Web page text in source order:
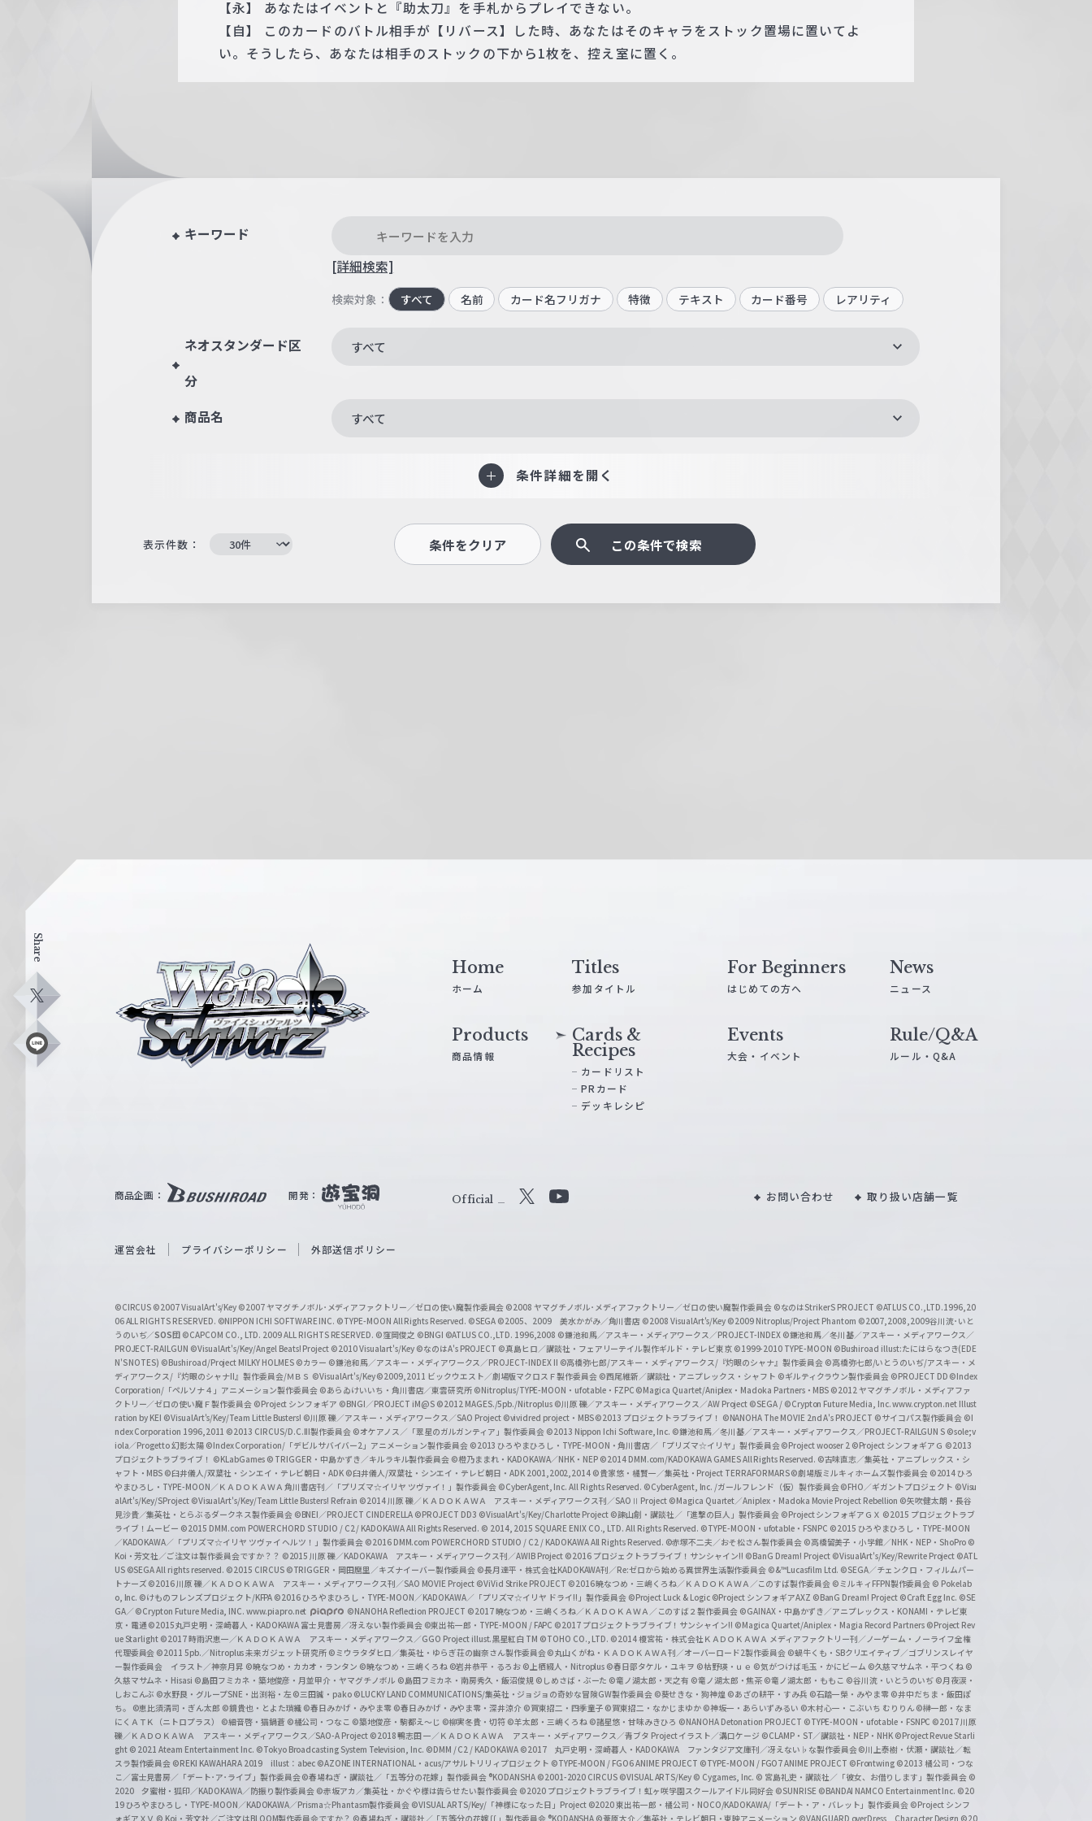
【永】 あなたはイベントと『助太刀』を手札からプレイできない。
【自】 このカードのバトル相手が【リバース】した時、あなたはそのキャラをストック置場に置いてよ
い。そうしたら、あなたは相手のストックの下から1枚を、控え室に置く。
キーワード
[詳細検索]
検索対象： すべて 名前 カード名フリガナ 特徴 テキスト カード番号 レアリティ
ネオスタンダード区
分
すべて
商品名 すべて
条件詳細を開く
表示件数： 条件をクリア この条件で検索
Share
X
L
ス
W
i
c
h
w
a
r
z
Home
ホーム
Titles
参加タイトル
For Beginners
はじめての方へ
News
ニュース
Products
商品情報
Cards &
Recipes
カードリスト
PRカード
デッキレシピ
Events
大会・イベント
Rule/Q&A
ルール・Q&A
商品企画： 開発： Official
b
e
O
f
f
i
c
i
a
l
C
h
a
n
n
e
l
お問い合わせ 取り扱い店舗一覧
運営会社 プライバシーポリシー 外部送信ポリシー
©CIRCUS ©2007 VisualArt's/Key ©2007 ヤマグチノボル･メディアファクトリー／ゼロの使い魔製作委員会 ©2008 ヤマグチノボル･メディアファクトリー／ゼロの使い魔製作委員会 ©なのはStrikerS PROJECT ©ATLUS CO.,LTD.1996,20
06 ALL RIGHTS RESERVED. ©NIPPON ICHI SOFTWARE INC. ©TYPE-MOON All Rights Reserved. ©SEGA ©2005、2009 美水かがみ／角川書店 ©2008 VisualArt's/Key ©2009 Nitroplus/Project Phantom ©2007,2008,2009谷川流･いと
うのいぢ／SOS団 ©CAPCOM CO., LTD. 2009 ALL RIGHTS RESERVED. ©窪岡俊之 ©BNGI ©ATLUS CO.,LTD. 1996,2008 ©鎌池和馬／アスキー・メディアワークス／PROJECT-INDEX ©鎌池和馬／冬川基／アスキー・メディアワークス／
PROJECT-RAILGUN ©VisualArt's/Key/Angel Beats! Project ©2010 Visualart's/Key ©なのはA's PROJECT ©真島ヒロ／講談社・フェアリーテイル製作ギルド・テレビ東京 ©1999-2010 TYPE-MOON ©Bushiroad illust:たにはらなつき(EDE
N'S NOTES) ©Bushiroad/Project MILKY HOLMES ©カラー ©鎌池和馬／アスキー・メディアワークス／PROJECT-INDEX II ©高橋弥七郎/アスキー・メディアワークス/『灼眼のシャナ』製作委員会 ©高橋弥七郎/いとうのいぢ/アスキー・メ
ディアワークス/『灼眼のシャナII』製作委員会/ＭＢＳ ©VisualArt's/Key©2009,2011 ビックウエスト／劇場版マクロスＦ製作委員会 ©西尾維新／講談社・アニプレックス・シャフト ©ギルティクラウン製作委員会 ©PROJECT DD ©Index
Corporation/「ペルソナ４」アニメーション製作委員会 ©あらゐけいいち・角川書店／東雲研究所 ©Nitroplus/TYPE-MOON・ufotable・FZPC ©Magica Quartet/Aniplex・Madoka Partners・MBS ©2012 ヤマグチノボル・メディアファ
クトリー／ゼロの使い魔Ｆ製作委員会 ©Project シンフォギア ©BNGI／PROJECT iM@S ©2012 MAGES./5pb./Nitroplus ©川原 礫／アスキー・メディアワークス／AW Project ©SEGA / ©Crypton Future Media, Inc. www.crypton.net Illust
ration by KEI ©VisualArt's/Key/Team Little Busters! ©川原 礫／アスキー・メディアワークス／SAO Project ©vividred project・MBS ©2013 プロジェクトラブライブ！ ©NANOHA The MOVIE 2nd A's PROJECT ©サイコパス製作委員会 ©I
ndex Corporation 1996,2011 ©2013 CIRCUS/D.C.III製作委員会 ©オケアノス／「翠星のガルガンティア」製作委員会 ©2013 Nippon Ichi Software, Inc. ©鎌池和馬／冬川基／アスキー・メディアワークス／PROJECT-RAILGUN S ©sole;v
iola／Progetto 幻影太陽 ©Index Corporation/「デビルサバイバー2」アニメーション製作委員会 ©2013 ひろやまひろし・TYPE-MOON・角川書店／「プリズマ☆イリヤ」製作委員会©Project wooser 2 ©Project シンフォギアＧ ©2013
プロジェクトラブライブ！ ©KLabGames © TRIGGER・中島かずき／キルラキル製作委員会 ©橙乃ままれ・KADOKAWA／NHK・NEP ©2014 DMM.com/KADOKAWA GAMES All Rights Reserved. ©古味直志／集英社・アニプレックス・シ
ャフト・MBS ©臼井儀人/双葉社・シンエイ・テレビ朝日・ADK ©臼井儀人/双葉社・シンエイ・テレビ朝日・ADK 2001,2002,2014 ©貴家悠・橘賢一／集英社・Project TERRAFORMARS©劇場版ミルキィホームズ製作委員会 ©2014 ひろ
やまひろし・TYPE-MOON／ＫＡＤＯＫＡＷＡ 角川書店刊／「プリズマ☆イリヤ ツヴァイ！」製作委員会 ©CyberAgent, Inc. All Rights Reserved. ©CyberAgent, Inc. /ガールフレンド（仮）製作委員会©FHO／ギガントプロジェクト ©Visu
alArt's/Key/SProject ©VisualArt's/Key/Team Little Busters! Refrain ©2014 川原 礫／ＫＡＤＯＫＡＷＡ アスキー・メディアワークス刊／SAOⅡ Project ©Magica Quartet／Aniplex・Madoka Movie Project Rebellion ©矢吹健太朗・長谷
見沙貴／集英社・とらぶるダークネス製作委員会 ©BNEI／PROJECT CINDERELLA ©PROJECT DD3 ©VisualArt's/Key/Charlotte Project ©諫山創・講談社／「進撃の巨人」製作委員会 ©Project シンフォギアＧＸ ©2015 プロジェクトラブ
ライブ！ムービー ©2015 DMM.com POWERCHORD STUDIO / C2 / KADOKAWA All Rights Reserved. © 2014, 2015 SQUARE ENIX CO., LTD. All Rights Reserved. ©TYPE-MOON・ufotable・FSNPC ©2015 ひろやまひろし・TYPE-MOON
／KADOKAWA／「プリズマ☆イリヤ ツヴァイ ヘルツ！」製作委員会 ©2016 DMM.com POWERCHORD STUDIO / C2 / KADOKAWA All Rights Reserved. ©赤塚不二夫／おそ松さん製作委員会 ©高橋留美子・小学館／NHK・NEP・ShoPro ©
Koi・芳文社／ご注文は製作委員会ですか？？ ©2015 川原 礫／KADOKAWA アスキー・メディアワークス刊／AWIB Project ©2016 プロジェクトラブライブ！サンシャイン!! ©BanG Dream! Project ©VisualArt's/Key/Rewrite Project ©ATL
US ©SEGA All rights reserved. ©2015 CIRCUS ©TRIGGER・岡田麿里／キズナイーバー製作委員会 ©長月達平・株式会社KADOKAWA刊／Re:ゼロから始める異世界生活製作委員会 ©&™Lucasfilm Ltd. ©SEGA／チェンクロ・フィルムパー
トナーズ©2016 川原 礫／ＫＡＤＯＫＡＷＡ アスキー・メディアワークス刊／SAO MOVIE Project ©ViVid Strike PROJECT ©2016 暁なつめ・三嶋くろね／ＫＡＤＯＫＡＷＡ／このすば製作委員会 ©ミルキィFFPN製作委員会 © Pokelab
o, Inc. ©けものフレンズプロジェクト/KFPA ©2016 ひろやまひろし・TYPE-MOON／KADOKAWA／「プリズマ☆イリヤ ドライ!!」製作委員会 ©Project Luck & Logic ©Project シンフォギアAXZ ©BanG Dream! Project ©Craft Egg Inc. ©SE
GA／ ©Crypton Future Media, INC. www.piapro.net
©NANOHA Reflection PROJECT ©2017 暁なつめ・三嶋くろね／ＫＡＤＯＫＡＷＡ／このすば２製作委員会 ©GAINAX・中島かずき／アニプレックス・KONAMI・テレビ東
京・電通 ©2015丸戸史明・深崎暮人・KADOKAWA 富士見書房／冴えない製作委員会 ©東出祐一郎・TYPE-MOON / FAPC ©2017 プロジェクトラブライブ！サンシャイン!! ©Magica Quartet/Aniplex・Magia Record Partners ©Project Rev
ue Starlight ©2017 時雨沢恵一／ＫＡＤＯＫＡＷＡ アスキー・メディアワークス／GGO Project illust.黒星紅白 TM ©TOHO CO., LTD. ©2014 榎宮祐・株式会社ＫＡＤＯＫＡＷＡ メディアファクトリー刊／ノーゲーム・ノーライフ全権
代理委員会 ©2011 5pb.／Nitroplus 未来ガジェット研究所 ©ミウラタダヒロ／集英社・ゆらぎ荘の幽奈さん製作委員会©丸山くがね・ＫＡＤＯＫＡＷＡ刊／オーバーロード2製作委員会 ©蝸牛くも・SBクリエイティブ／ゴブリンスレイヤ
ー製作委員会 イラスト／神奈月昇 ©暁なつめ・カカオ・ランタン ©暁なつめ・三嶋くろね ©岩井恭平・るろお ©上栖綴人・Nitroplus ©春日部タケル・ユキヲ ©枯野瑛・ｕｅ ©気がつけば毛玉・かにビーム ©久慈マサムネ・平つくね ©
久慈マサムネ・Hisasi ©島田フミカネ・築地俊彦・月並甲介・ヤマグチノボル ©島田フミカネ・南房秀久・飯沼俊規 ©しめさば・ぶーた ©竜ノ湖太郎・天之有 ©竜ノ湖太郎・焦茶 ©竜ノ湖太郎・ももこ ©谷川流・いとうのいぢ ©月夜涙・
しおこんぶ ©水野良・グループSNE・出渕裕・左 ©三田誠・pako ©LUCKY LAND COMMUNICATIONS/集英社・ジョジョの奇妙な冒険GW製作委員会 ©葵せきな・狗神煌 ©あざの耕平・すみ兵 ©石踏一榮・みやま零 ©井中だちま・飯田ぽ
ち。
©恵比須清司・ぎん太郎 ©鏡貴也・とよた瑣織 ©春日みかげ・みやま零 ©春日みかげ・みやま零・深井涼介 ©賀東招二・四季童子 ©賀東招二・なかじまゆか ©神坂一・あらいずみるい ©木村心一・こぶいち むりりん ©榊一郎・なま
にくＡＴＫ（ニトロプラス） ©細音啓・猫鍋蒼 ©橘公司・つなこ ©築地俊彦・駒都え～じ ©柳実冬貴・切符 ©羊太郎・三嶋くろね ©諸星悠・甘味みきひろ ©NANOHA Detonation PROJECT ©TYPE-MOON・ufotable・FSNPC ©2017 川原
礫／ＫＡＤＯＫＡＷＡ アスキー・メディアワークス／SAO-A Project ©2018 鴨志田 一／ＫＡＤＯＫＡＷＡ アスキー・メディアワークス／青ブタ Project イラスト／溝口ケージ ©CLAMP・ST／講談社・NEP・NHK ©Project Revue Starli
ght © 2021 Ateam Entertainment Inc. ©Tokyo Broadcasting System Television, Inc. ©DMM / C2 / KADOKAWA ©2017 丸戸史明・深崎暮人・KADOKAWA ファンタジア文庫刊／冴えない♭な製作委員会©川上泰樹・伏瀬・講談社／転
スラ製作委員会 ©REKI KAWAHARA 2019 illust：abec ©AZONE INTERNATIONAL・acus/アサルトリリィプロジェクト ©TYPE-MOON / FGO6 ANIME PROJECT ©TYPE-MOON / FGO7 ANIME PROJECT ©Frontwing ©2013 橘公司・つな
こ／富士見書房／「デート･ア･ライブ」製作委員会©春場ねぎ・講談社／「五等分の花嫁」製作委員会 ®KODANSHA ©2001-2020 CIRCUS ©VISUAL ARTS/Key © Cygames, Inc. © 宮島礼吏・講談社／「彼女、お借りします」製作委員会 ©
2020 夕蜜柑・狐印／KADOKAWA／防振り製作委員会 ©赤坂アカ／集英社・かぐや様は告らせたい製作委員会 ©2020 プロジェクトラブライブ！虹ヶ咲学園スクールアイドル同好会 ©SUNRISE ©BANDAI NAMCO Entertainment Inc. ©20
19 ひろやまひろし・TYPE-MOON／KADOKAWA／Prisma☆Phantasm製作委員会 ©VISUAL ARTS/Key/「神様になった日」Project ©2020 東出祐一郎・橘公司・NOCO/KADOKAWA/「デート・ア・バレット」製作委員会 ©Project シンフ
ォギアＸＶ © Koi・芳文社／ご注文はBLOOM製作委員会ですか？ ©春場ねぎ・講談社／「五等分の花嫁∬」製作委員会 ®KODANSHA ©葦原大介／集英社・テレビ朝日・東映アニメーション ©VANGUARD overDress Character Design ©20